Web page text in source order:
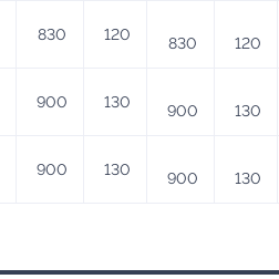
830 120 830 120
900 130 900 130
900 130 900 130